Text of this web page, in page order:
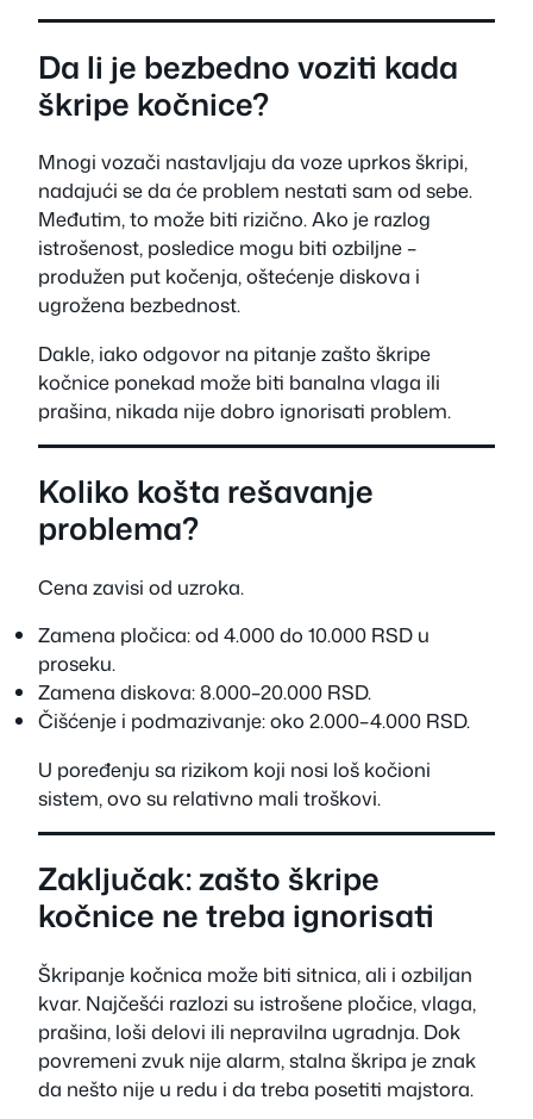
Da li je bezbedno voziti kada
škripe kočnice?
Mnogi vozači nastavljaju da voze uprkos škripi,
nadajući se da će problem nestati sam od sebe.
Međutim, to može biti rizično. Ako je razlog
istrošenost, posledice mogu biti ozbiljne –
produžen put kočenja, oštećenje diskova i
ugrožena bezbednost.
Dakle, iako odgovor na pitanje zašto škripe
kočnice ponekad može biti banalna vlaga ili
prašina, nikada nije dobro ignorisati problem.
Koliko košta rešavanje
problema?
Cena zavisi od uzroka.
Zamena pločica: od 4.000 do 10.000 RSD u
proseku.
Zamena diskova: 8.000–20.000 RSD.
Čišćenje i podmazivanje: oko 2.000–4.000 RSD.
U poređenju sa rizikom koji nosi loš kočioni
sistem, ovo su relativno mali troškovi.
Zaključak: zašto škripe
kočnice ne treba ignorisati
Škripanje kočnica može biti sitnica, ali i ozbiljan
kvar. Najčešći razlozi su istrošene pločice, vlaga,
prašina, loši delovi ili nepravilna ugradnja. Dok
povremeni zvuk nije alarm, stalna škripa je znak
da nešto nije u redu i da treba posetiti majstora.